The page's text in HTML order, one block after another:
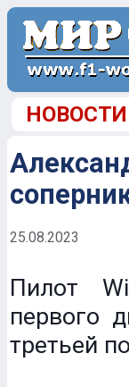
НОВОСТИ
25.08.2023
Пилот
первого
третьей